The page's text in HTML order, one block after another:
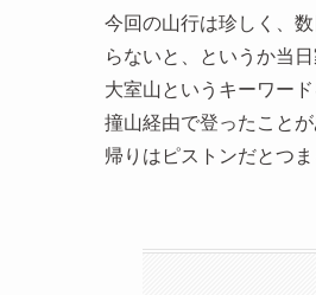
今回の山行は珍しく、
らないと、というか当
大室山というキーワー
撞山経由で登ったこと
帰りはピストンだとつ